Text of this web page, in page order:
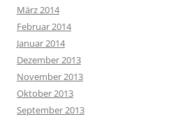
März 2014
Februar 2014
Januar 2014
Dezember 2013
November 2013
Oktober 2013
September 2013